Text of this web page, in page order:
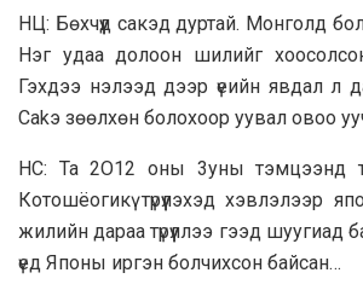
НЦ: Бөхчүүд сакэд дуртай. Монголд
Нэг удаа долоон шилийг
Гэхдээ нэлээд дээр үеийн явдал л
Cakэ зөөлхөн болохоор уувал овоо
НС: Та 2O12 оны 3yны тэмцээнд
Котошёогикү түрүүлэхэд хэвлэлээр
жилийн дараа түрүүллээ гээд шуугиад
үед Японы иргэн болчихсон байсан…